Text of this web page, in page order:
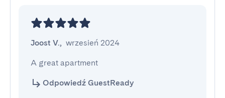
Joost V., wrzesień 2024
A great apartment
Odpowiedź GuestReady